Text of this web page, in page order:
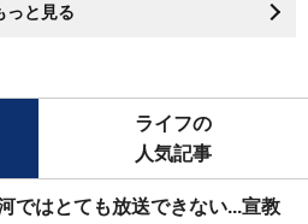
っと見る
ライフの
人気記事
ではとても放送できない...宣教